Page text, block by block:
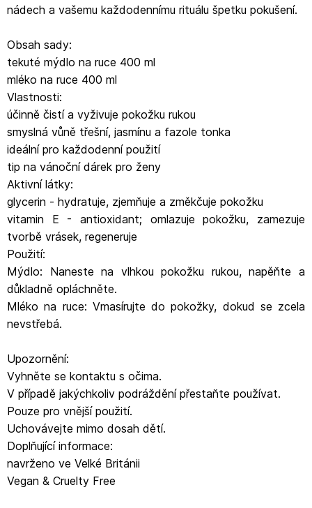
nádech a vašemu každodennímu rituálu špetku pokušení.
Obsah sady:
tekuté mýdlo na ruce 400 ml
mléko na ruce 400 ml
Vlastnosti:
účinně čistí a vyživuje pokožku rukou
smyslná vůně třešní, jasmínu a fazole tonka
ideální pro každodenní použití
tip na vánoční dárek pro ženy
Aktivní látky:
glycerin - hydratuje, zjemňuje a změkčuje pokožku
vitamin E - antioxidant; omlazuje pokožku, zamezuje
tvorbě vrásek, regeneruje
Použití:
Mýdlo: Naneste na vlhkou pokožku rukou, napěňte a
důkladně opláchněte.
Mléko na ruce: Vmasírujte do pokožky, dokud se zcela
nevstřebá.
Upozornění:
Vyhněte se kontaktu s očima.
V případě jakýchkoliv podráždění přestaňte používat.
Pouze pro vnější použití.
Uchovávejte mimo dosah dětí.
Doplňující informace:
navrženo ve Velké Británii
Vegan & Cruelty Free